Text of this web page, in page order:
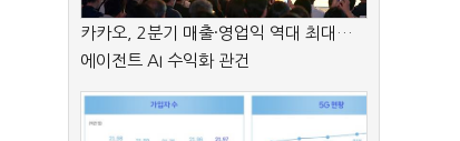
카카오, 2분기 매출·영업익 역대 최대…
에이전트 AI 수익화 관건